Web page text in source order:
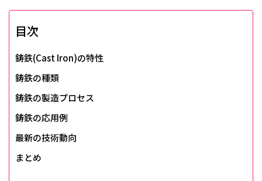
目次
鋳鉄(Cast Iron)の特性
鋳鉄の種類
鋳鉄の製造プロセス
鋳鉄の応用例
最新の技術動向
まとめ